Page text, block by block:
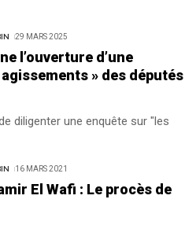
29 MARS 2025
l’ouverture d’une
» des députés
diligenter une enquête sur "les
16 MARS 2021
El Wafi : Le procès de